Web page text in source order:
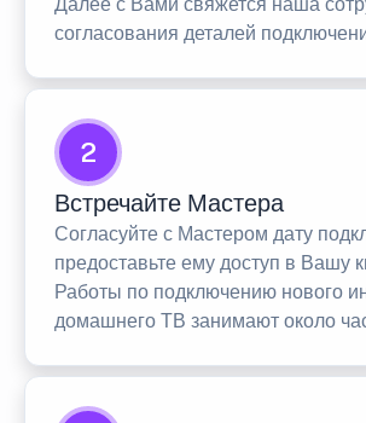
согласования деталей
2
Встречайте Мастера
Согласуйте с Мастером дату
предоставьте ему доступ в Вашу
Работы по подключению нового
домашнего ТВ занимают около